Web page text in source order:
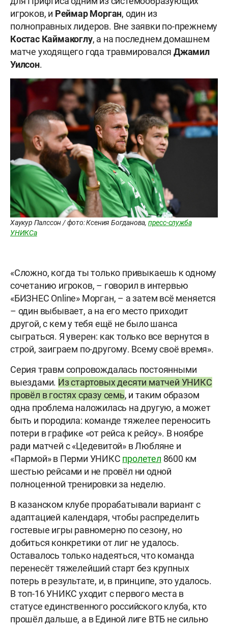
игроков, и РеймарМорган, один из
полноправных лидеров. Вне заявки по-прежнему
Костас Каймакоглу, а на последнем домашнем
матче уходящего года травмировался Джамил
Уилсон.
Хаукур Палссон / фото: Ксения Богданова, пресс-служба
УНИКСа
«Сложно, когда ты только привыкаешь к одному
сочетанию игроков, – говорил в интервью
«БИЗНЕС Online» Морган, – а затем всё меняется
– один выбывает, а на его место приходит
другой, с кем у тебя ещё не было шанса
сыграться. Я уверен: как только все вернутся в
строй, заиграем по-другому. Всему своё время».
Серия травм сопровождалась постоянными
выездами. Из стартовых десяти матчей УНИКС
провёл в гостях сразу семь, и таким образом
одна проблема наложилась на другую, а может
быть и породила: команде тяжелее переносить
потери в графике «от рейса к рейсу». В ноябре
ради матчей с «Цедевитой» в Любляне и
«Пармой» в Перми УНИКС пролетел 8600 км
шестью рейсами и не провёл ни одной
полноценной тренировки за неделю.
В казанском клубе прорабатывали вариант с
адаптацией календаря, чтобы распределить
гостевые игры равномерно по сезону, но
добиться конкретики от лиг не удалось.
Оставалось только надеяться, что команда
перенесёт тяжелейший старт без крупных
потерь в результате, и, в принципе, это удалось.
В топ-16 УНИКС уходит с первого места в
статусе единственного российского клуба, кто
прошёл дальше, а в Единой лиге ВТБ не сильно